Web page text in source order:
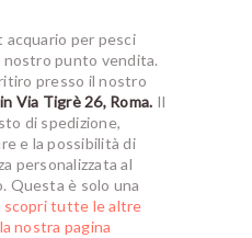
per pesci
punto vendita.
presso il nostro
Via Tigrè 26, Roma. Il
di spedizione,
e la possibilità di
personalizzata al
Questa è solo una
scopri tutte le altre
nostra pagina